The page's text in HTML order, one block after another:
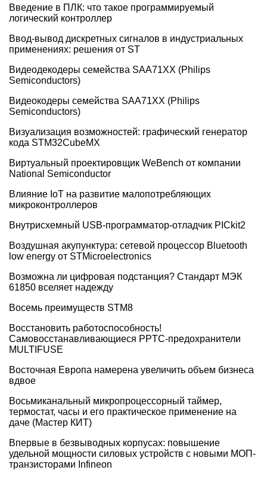
Введение в ПЛК: что такое программируемый
логический контроллер
Ввод-вывод дискретных сигналов в индустриальных
применениях: решения от ST
Видеодекодеры семейства SAA71XX (Philips
Semiconductors)
Видеокодеры семейства SAA71XX (Philips
Semiconductors)
Визуализация возможностей: графический генератор
кода STM32CubeMX
Виртуальный проектировщик WeBench от компании
National Semiconductor
Влияние IoT на развитие малопотребляющих
микроконтроллеров
Внутрисхемный USB-программатор-отладчик PICkit2
Воздушная акупунктура: сетевой процессор Bluetooth
low energy от STMicroelectronics
Возможна ли цифровая подстанция? Стандарт МЭК
61850 вселяет надежду
Восемь преимуществ STM8
Восстановить работоспособность!
Самовосстанавливающиеся PPTC-предохранители
MULTIFUSE
Восточная Европа намерена увеличить объем бизнеса
вдвое
Восьмиканальный микропроцессорный таймер,
термостат, часы и его практическое применение на
даче (Мастер КИТ)
Впервые в безвыводных корпусах: повышение
удельной мощности силовых устройств с новыми МОП-
транзисторами Infineon